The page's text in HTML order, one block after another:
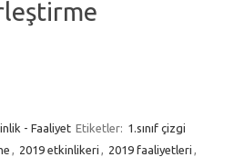
- Faaliyet Etiketler: 1.sınıf çizgi
2019 etkinlikeri 2019 faaliyetleri